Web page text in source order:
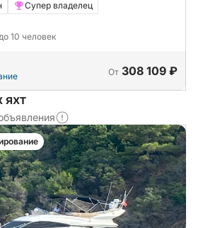
Супер владелец
10 человек
От 308 109 ₽
яхт